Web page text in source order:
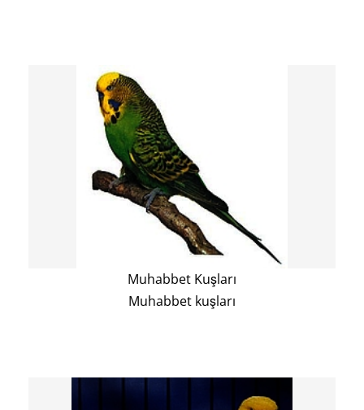
Muhabbet Kuşları
Muhabbet kuşları